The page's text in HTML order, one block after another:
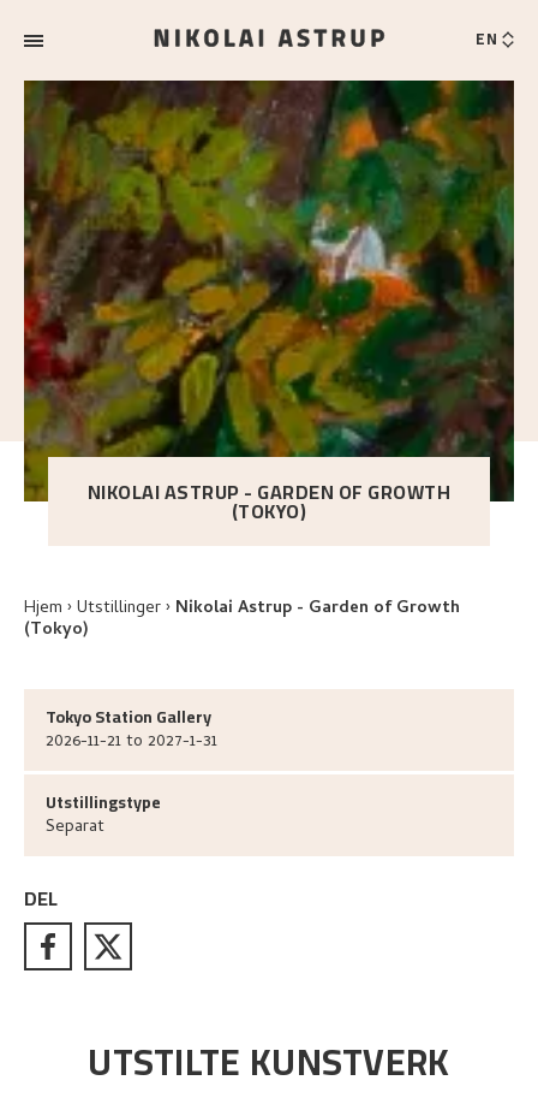
EN
NIKOLAI ASTRUP - GARDEN OF GROWTH
(TOKYO)
Hjem Utstillinger Nikolai Astrup - Garden of Growth
(Tokyo)
Tokyo Station Gallery
2026-11-21 to 2027-1-31
Utstillingstype
Separat
DEL
UTSTILTE KUNSTVERK